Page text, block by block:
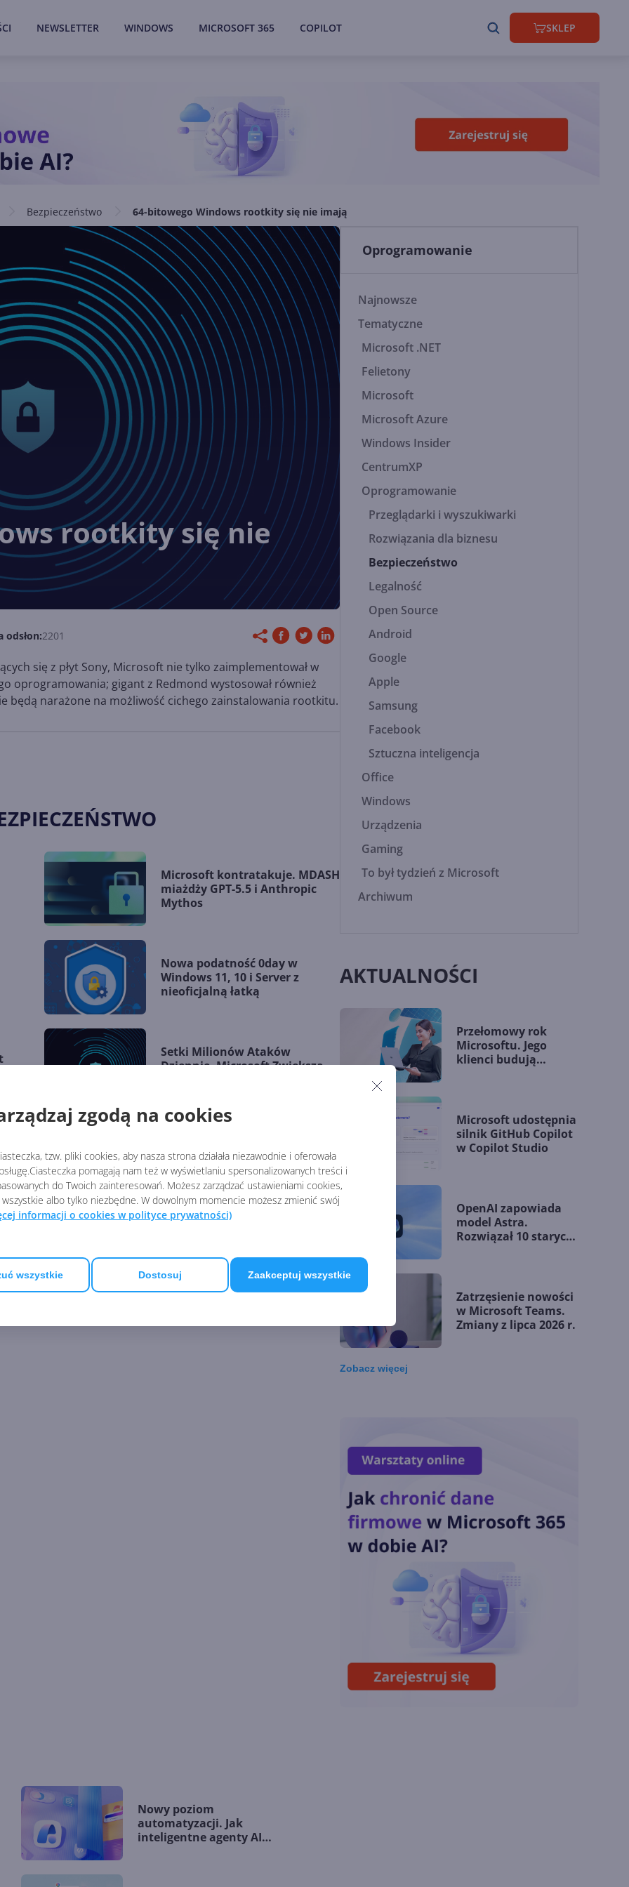
zgodą na cookies
tzw. pliki cookies, aby nasza strona działała niezawodnie i oferowała
pomagają nam też w wyświetlaniu spersonalizowanych treści i
do Twoich zainteresowań. Możesz zarządzać ustawieniami cookies,
albo tylko niezbędne. W dowolnym momencie możesz zmienić swój
informacji o cookies w polityce prywatności)
wszystkie Dostosuj Zaakceptuj wszystkie
NEWSLETTER WINDOWS MICROSOFT 365 COPILOT SKLEP
Bezpieczeństwo 64-bitowego Windows rootkity się nie imają
rootkity się nie
odsłon:2201
się z płyt Sony, Microsoft nie tylko zaimplementował w
oprogramowania; gigant z Redmond wystosował również
będą narażone na możliwość cichego zainstalowania rootkitu.
Microsoft kontratakuje. MDASH
miażdży GPT-5.5 i Anthropic
Mythos
Nowa podatność 0day w
Windows 11, 10 i Server z
nieoficjalną łatką
Setki Milionów Ataków
Dziennie. Microsoft Zwiększa
weryfikacja twarzy już
dostępna dla firm
Oprogramowanie
Najnowsze
Tematyczne
Microsoft .NET
Felietony
Microsoft
Microsoft Azure
Windows Insider
CentrumXP
Oprogramowanie
Przeglądarki i wyszukiwarki
Rozwiązania dla biznesu
Bezpieczeństwo
Legalność
Open Source
Android
Google
Apple
Samsung
Facebook
Sztuczna inteligencja
Office
Windows
Urządzenia
Gaming
To był tydzień z Microsoft
Archiwum
AKTUALNOŚCI
Przełomowy rok
Microsoftu. Jego
klienci budują
Microsoft udostępnia
silnik GitHub Copilot
w Copilot Studio
OpenAI zapowiada
model Astra.
Rozwiązał 10 starych
Zatrzęsienie nowości
w Microsoft Teams.
Zmiany z lipca 2026 r.
OpenAI tnie ceny
modeli GPT-5.6.
Odpowiedź na presję
Chin
chmury. Microsoft
ogłasza znakomite
wyniki i
superaplikację
Sztuczna inteligencja
wspiera odkrycia
naukowe. OpenAI
startuje z nowym
Zobaczwięcej
Nowy poziom
automatyzacji. Jak
inteligentne agenty AI